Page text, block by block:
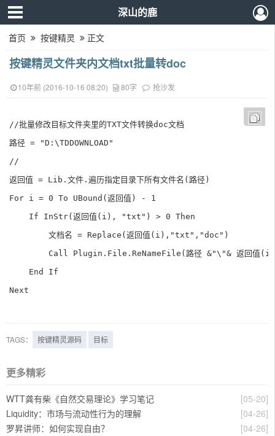
深山的鹿
首页 按键精灵 正文
按键精灵文件夹内文档txt批量转doc
10年前 (2016-10-16 08:20) 80字 抢沙发
//批量修改目标文件夹里的TXT文件转换doc文档
路径 = "D:\TDDOWNLOAD"
//
返回值 = Lib.文件.遍历指定目录下所有文件名(路径)
For i = 0 To UBound(返回值) - 1
    If InStr(返回值(i), "txt") > 0 Then
        文档名 = Replace(返回值(i),"txt","doc")
Call Plugin.File.ReNameFile(路径 &"\"& 返回值
    End If
Next
TAGS： 按键精灵源码 目标
更多精彩
[05-20]
WTT龚有柴《自然交易理论》学习笔记
[04-26]
Liquidity：市场与流动性行为的理解
[04-26]
罗昇讲师：如何实现自由？